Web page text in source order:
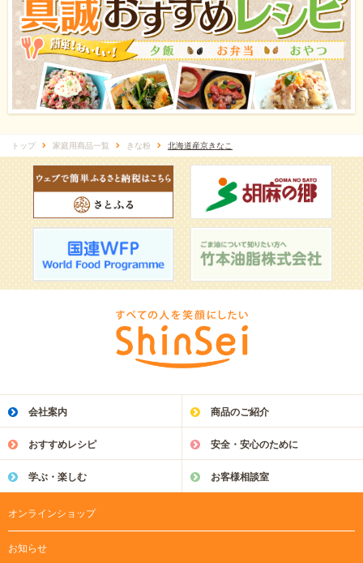
トップ 家庭用商品一覧 きな粉 北海道産京きなこ
会社案内 商品のご紹介
おすすめレシピ 安全・安心のために
学ぶ・楽しむ お客様相談室
オンラインショップ
お知らせ